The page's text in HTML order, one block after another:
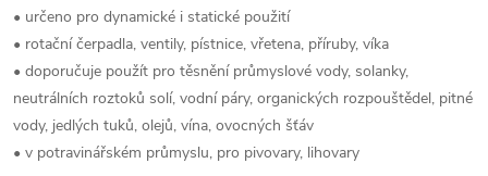
• určeno pro dynamické i statické použití
• rotační čerpadla, ventily, pístnice, vřetena, příruby, víka
• doporučuje použít pro těsnění průmyslové vody, solanky,
neutrálních roztoků solí, vodní páry, organických rozpouštědel, pitné
vody, jedlých tuků, olejů, vína, ovocných šťáv
• v potravinářském průmyslu, pro pivovary, lihovary